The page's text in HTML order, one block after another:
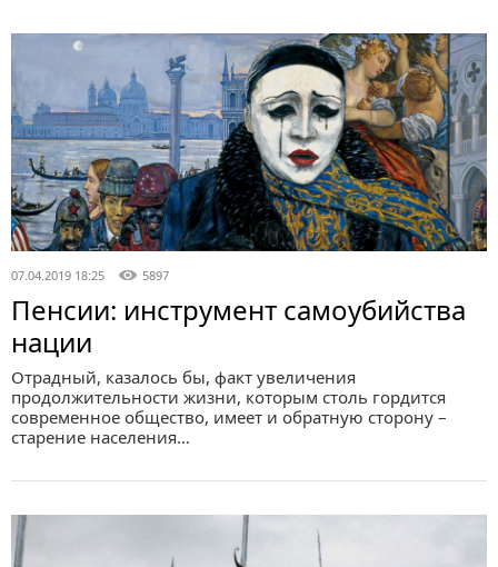
07.04.2019 18:25 5897
Пенсии: инструмент самоубийства
нации
Отрадный, казалось бы, факт увеличения
продолжительности жизни, которым столь гордится
современное общество, имеет и обратную сторону –
старение населения…